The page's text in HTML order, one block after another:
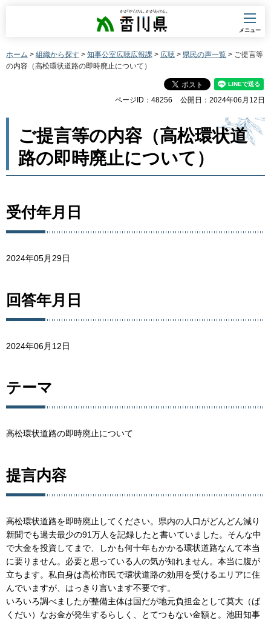
香川県
メニュー
ホーム > 組織から探す > 知事公室広聴広報課 > 広聴 > 県民の声一覧 > ご提言等
の内容（高松環状道路の即時廃止について）
ページID：48256 公開日：2024年06月12日
ご提言等の内容（高松環状道
路の即時廃止について）
受付年月日
2024年05月29日
回答年月日
2024年06月12日
テーマ
高松環状道路の即時廃止について
提言内容
高松環状道路を即時廃止してください。県内の人口がどんどん減り
新聞でも過去最少の91万人を記録したと書いていました。そんな中
で大金を投資してまで、しかも何十年もかかる環状道路なんて本当
に要りません。必要と思っている人の気が知れません。本当に腹が
立ちます。私自身は高松市民で環状道路の効用を受けるエリアに住
んでいますが、はっきり言います不要です。
いろいろ調べましたが整備主体は国だが地元負担金として莫大（ば
くだい）なお金が発生するらしく、とてつもない金額と。池田知事